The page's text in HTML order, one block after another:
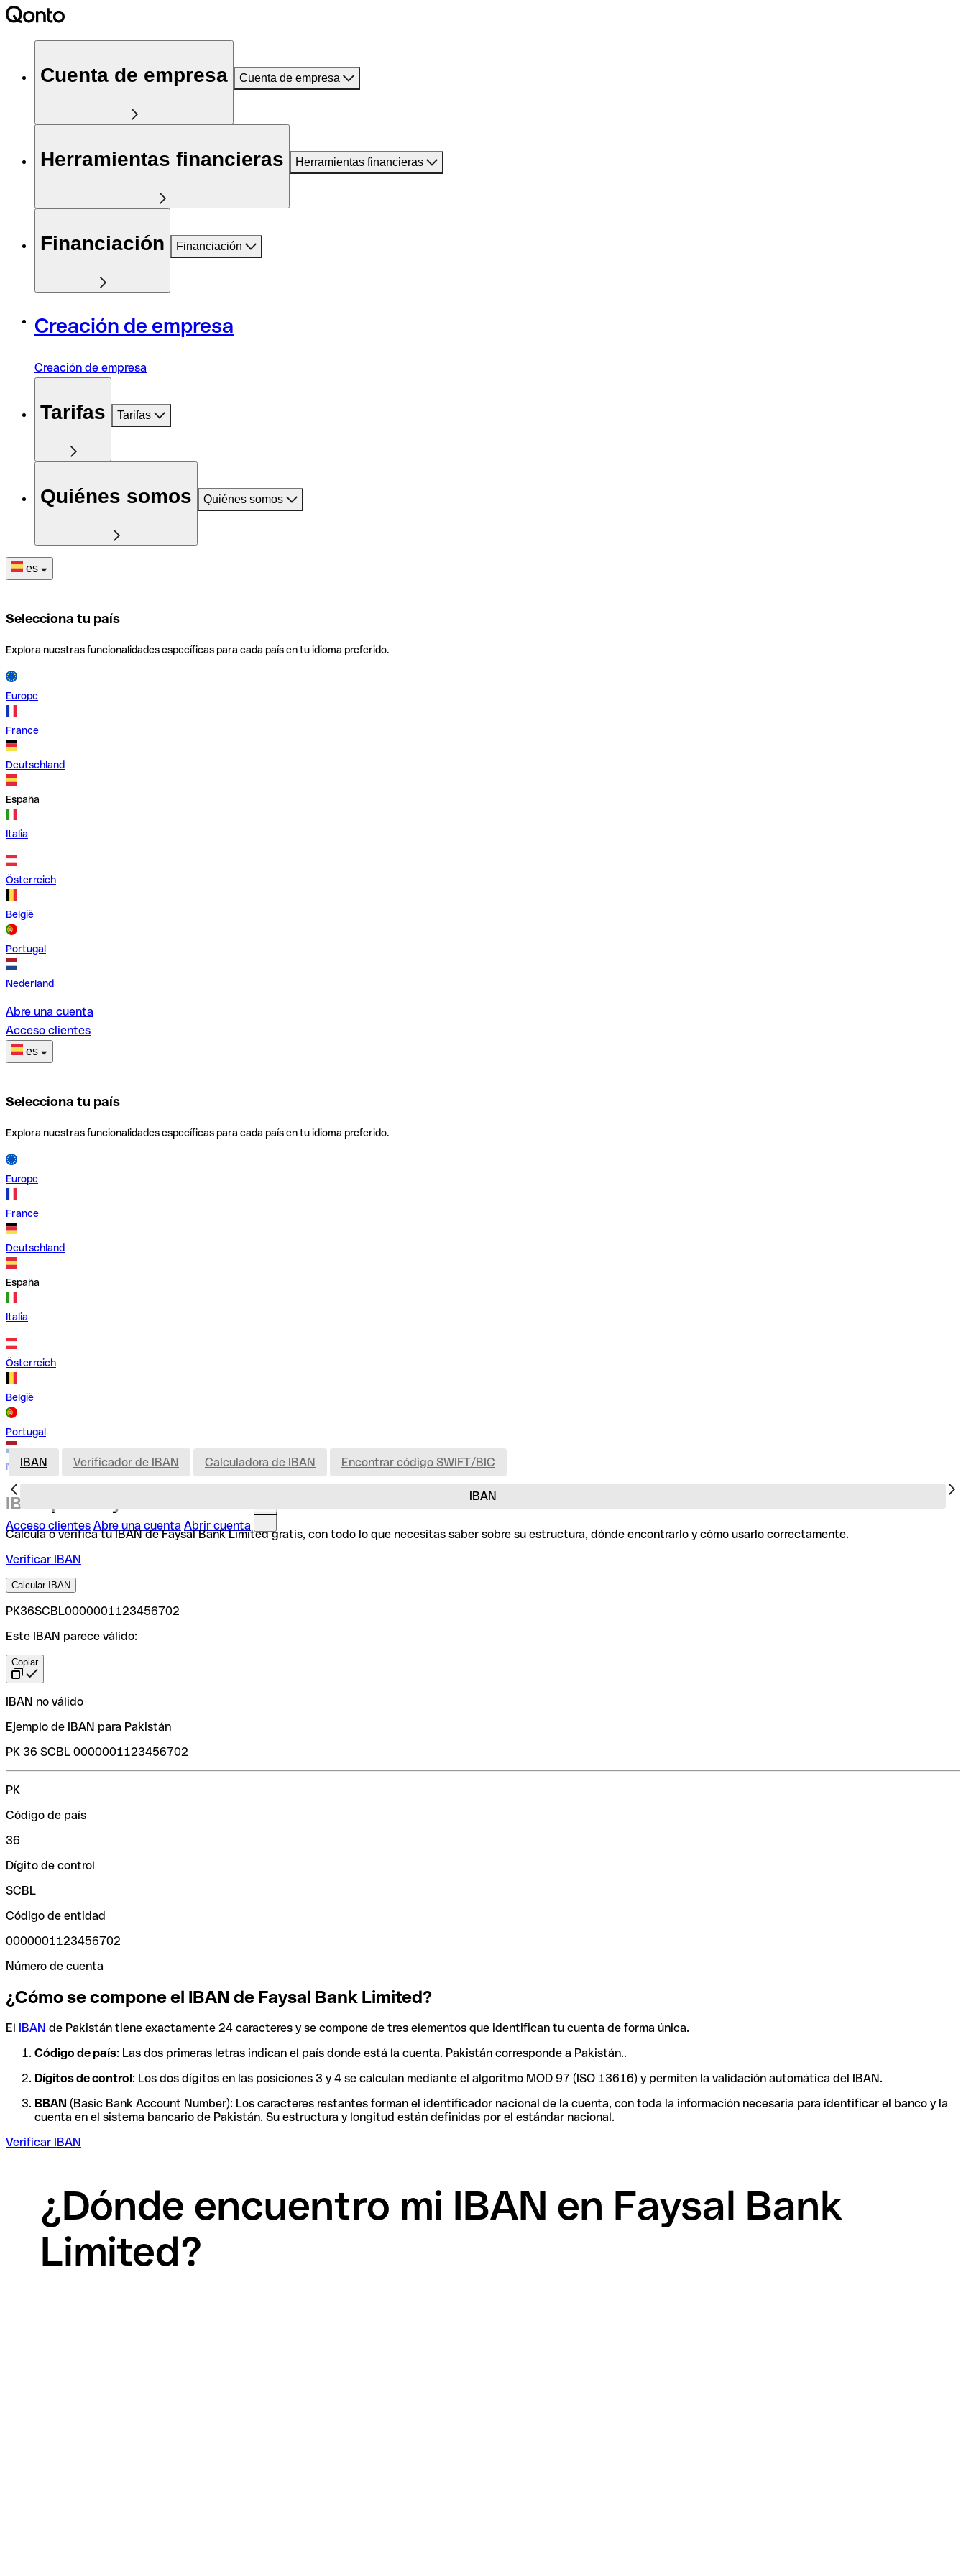
Cuenta de empresa Cuenta de empresa
Herramientas financieras Herramientas financieras
Financiación Financiación
Creación de empresa
Creación de empresa
Tarifas Tarifas
Quiénes somos Quiénes somos
es
Selecciona tu país
Explora nuestras funcionalidades específicas para cada país en tu idioma preferido.
Europe
France
Deutschland
España
Italia
Österreich
België
Portugal
Nederland
Abre una cuenta
Acceso clientes
es
Selecciona tu país
Explora nuestras funcionalidades específicas para cada país en tu idioma preferido.
Europe
France
Deutschland
España
Italia
Österreich
België
Portugal
Nederland
Acceso clientes Abre una cuenta Abrir cuenta
IBAN
IBAN Verificador de IBAN Calculadora de IBAN Encontrar código SWIFT/BIC
IBAN para Faysal Bank Limited
Calcula o verifica tu IBAN de Faysal Bank Limited gratis, con todo lo que necesitas saber sobre su estructura, dónde encontrarlo y cómo usarlo correctamente.
Verificar IBAN
Calcular IBAN
PK36SCBL0000001123456702
Este IBAN parece válido:
Copiar
IBAN no válido
Ejemplo de IBAN para Pakistán
PK 36 SCBL 0000001123456702
PK
Código de país
36
Dígito de control
SCBL
Código de entidad
0000001123456702
Número de cuenta
¿Cómo se compone el IBAN de Faysal Bank Limited?
El IBAN de Pakistán tiene exactamente 24 caracteres y se compone de tres elementos que identifican tu cuenta de forma única.
Código de país: Las dos primeras letras indican el país donde está la cuenta. Pakistán corresponde a Pakistán..
Dígitos de control: Los dos dígitos en las posiciones 3 y 4 se calculan mediante el algoritmo MOD 97 (ISO 13616) y permiten la validación automática del IBAN.
BBAN (Basic Bank Account Number): Los caracteres restantes forman el identificador nacional de la cuenta, con toda la información necesaria para identificar el banco y la
cuenta en el sistema bancario de Pakistán. Su estructura y longitud están definidas por el estándar nacional.
Verificar IBAN
¿Dónde encuentro mi IBAN en Faysal Bank
Limited?